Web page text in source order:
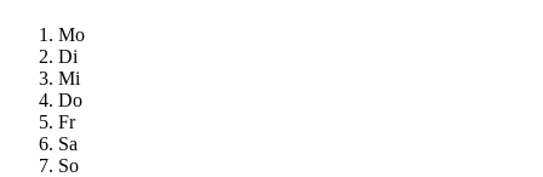
Mo
Di
Mi
Do
Fr
Sa
So